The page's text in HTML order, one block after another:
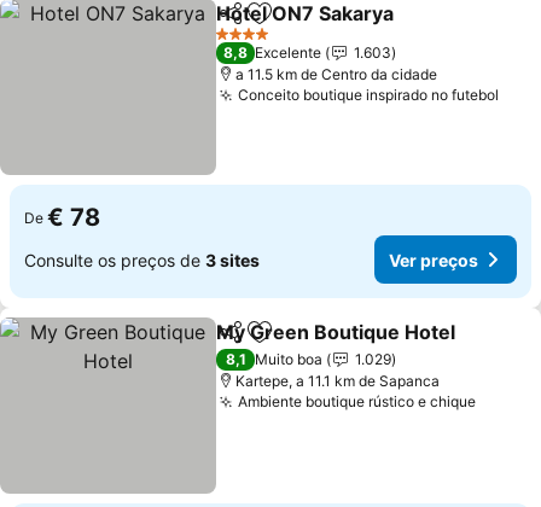
PartilharAdicionar aos favoritos
Hotel ON7 Sakarya
4 Estrelas
8,8 Excelente
1.603
a 11.5 km de Centro da cidade
Conceito boutique inspirado no futebol
De € 78
Consulte os preços de 3 sites Ver preços
PartilharAdicionar aos favoritos
My Green Boutique Hotel
8,1 Muito boa
1.029
Kartepe, a 11.1 km de Sapanca
Ambiente boutique rústico e chiqueVer